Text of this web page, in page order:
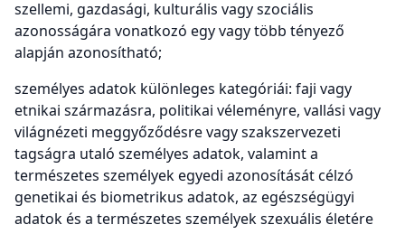
szellemi, gazdasági, kulturális vagy szociális
azonosságára vonatkozó egy vagy több tényező
alapján azonosítható;
személyes adatok különleges kategóriái: faji vagy
etnikai származásra, politikai véleményre, vallási vagy
világnézeti meggyőződésre vagy szakszervezeti
tagságra utaló személyes adatok, valamint a
természetes személyek egyedi azonosítását célzó
genetikai és biometrikus adatok, az egészségügyi
adatok és a természetes személyek szexuális életére